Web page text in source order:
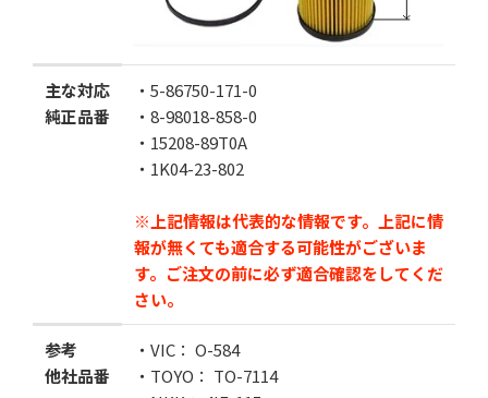
お気に入りに追加
主な対応
純正品番
・5-86750-171-0
・8-98018-858-0
・15208-89T0A
・1K04-23-802
※上記情報は代表的な情報です。上記に情
報が無くても適合する可能性がございま
す。 ご注文の前に必ず適合確認をしてくだ
さい。
参考
他社品番
・VIC： O-584
・TOYO： TO-7114